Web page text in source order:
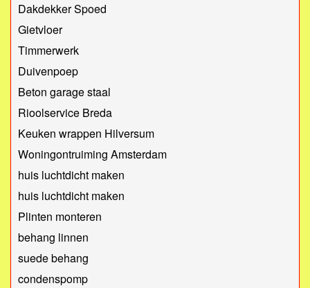
Dakdekker Spoed
Gietvloer
Timmerwerk
Duivenpoep
Beton garage staal
Rioolservice Breda
Keuken wrappen Hilversum
Woningontruiming Amsterdam
huis luchtdicht maken
huis luchtdicht maken
Plinten monteren
behang linnen
suede behang
condenspomp